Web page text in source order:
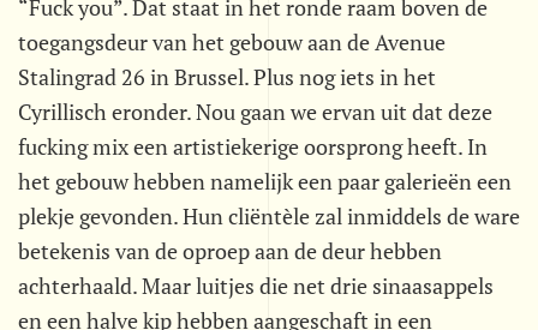
“Fuck you”. Dat staat in het ronde raam boven de
toegangsdeur van het gebouw aan de Avenue
Stalingrad 26 in Brussel. Plus nog iets in het
Cyrillisch eronder. Nou gaan we ervan uit dat deze
fucking mix een artistiekerige oorsprong heeft. In
het gebouw hebben namelijk een paar galerieën een
plekje gevonden. Hun cliëntèle zal inmiddels de ware
betekenis van de oproep aan de deur hebben
achterhaald. Maar luitjes die net drie sinaasappels
en een halve kip hebben aangeschaft in een